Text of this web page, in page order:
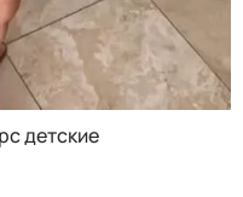
детские